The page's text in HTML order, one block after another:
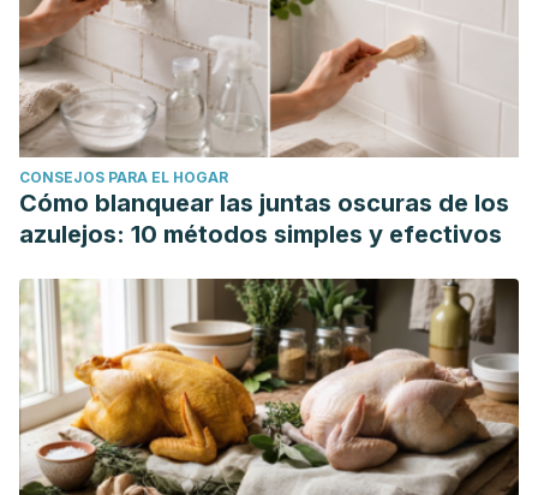
CONSEJOS PARA EL HOGAR
Cómo blanquear las juntas oscuras de los
azulejos: 10 métodos simples y efectivos